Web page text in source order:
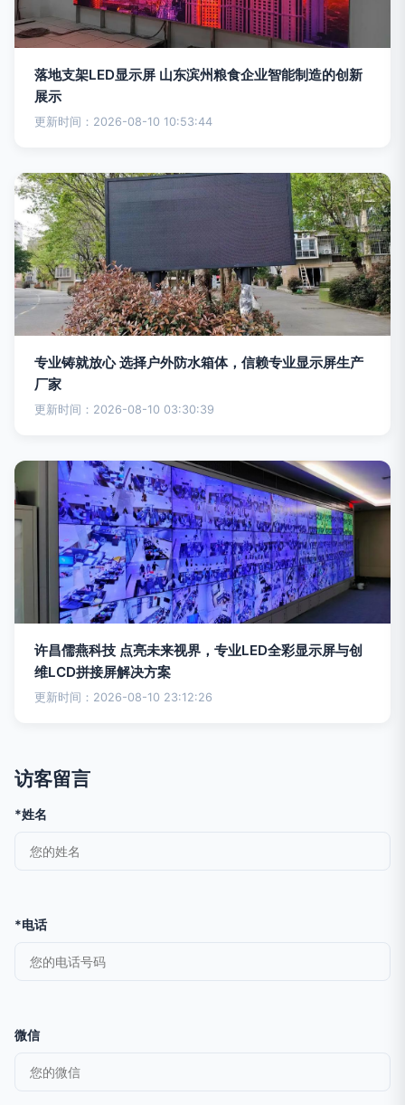
落地支架LED显示屏 山东滨州粮食企业智能制造的创新
展示
更新时间：2026-08-10 10:53:44
专业铸就放心 选择户外防水箱体，信赖专业显示屏生产
厂家
更新时间：2026-08-10 03:30:39
许昌儒燕科技 点亮未来视界，专业LED全彩显示屏与创
维LCD拼接屏解决方案
更新时间：2026-08-10 23:12:26
访客留言
*姓名
*电话
微信